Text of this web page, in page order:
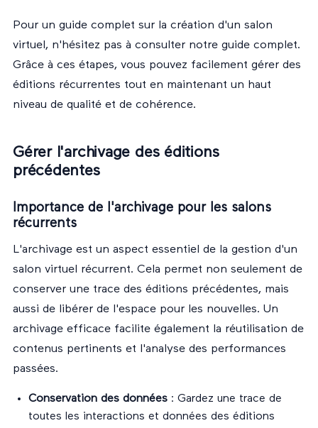
Pour un guide complet sur la création d'un salon
virtuel, n'hésitez pas à consulter notre guide complet.
Grâce à ces étapes, vous pouvez facilement gérer des
éditions récurrentes tout en maintenant un haut
niveau de qualité et de cohérence.
Gérer l'archivage des éditions
précédentes
Importance de l'archivage pour les salons
récurrents
L'archivage est un aspect essentiel de la gestion d'un
salon virtuel récurrent. Cela permet non seulement de
conserver une trace des éditions précédentes, mais
aussi de libérer de l'espace pour les nouvelles. Un
archivage efficace facilite également la réutilisation de
contenus pertinents et l'analyse des performances
passées.
Conservation des données : Gardez une trace de
toutes les interactions et données des éditions